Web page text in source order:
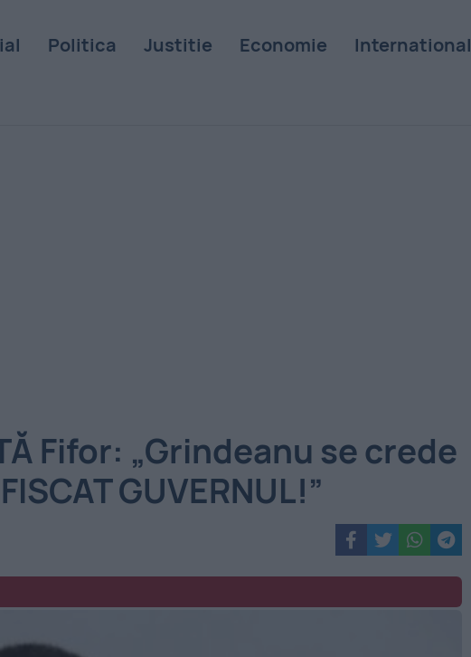
Politica Justitie Economie International
Fifor: „Grindeanu se crede
GUVERNUL!”